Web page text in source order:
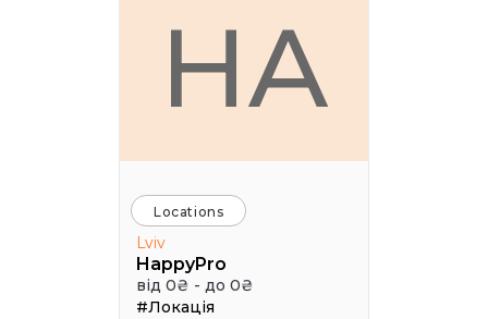
HA
Locations
Lviv
HappyPro
від 0₴ - до 0₴
#Локація